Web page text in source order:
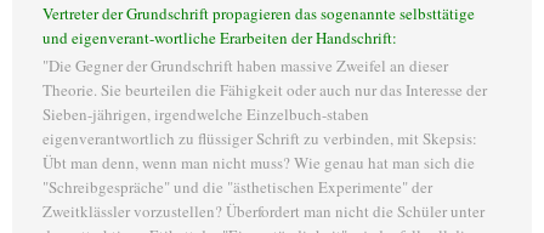
Vertreter der Grundschrift propagieren das sogenannte selbsttätige
und eigenverant-wortliche Erarbeiten der Handschrift:
"Die Gegner der Grundschrift haben massive Zweifel an dieser
Theorie. Sie beurteilen die Fähigkeit oder auch nur das Interesse der
Sieben-jährigen, irgendwelche Einzelbuch-staben
eigenverantwortlich zu flüssiger Schrift zu verbinden, mit Skepsis:
Übt man denn, wenn man nicht muss? Wie genau hat man sich die
"Schreibgespräche" und die "ästhetischen Experimente" der
Zweitklässler vorzustellen? Überfordert man nicht die Schüler unter